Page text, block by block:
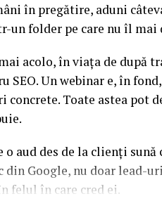
în pregătire, aduni
un folder pe care nu îl mai
acolo, în viața de după
SEO. Un webinar e, în
concrete. Toate astea pot
o aud des de la clienți
Google, nu doar lead-
felul în care cred ei.